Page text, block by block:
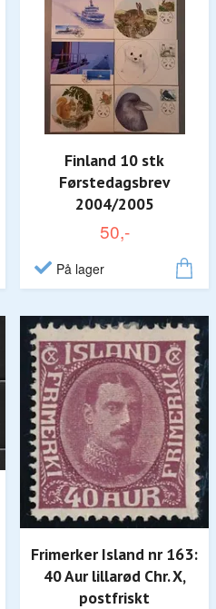
Finland 10 stk
Førstedagsbrev
2004/2005
50,-
På lager
Frimerker Island nr 163:
40 Aur lillarød Chr. X,
postfriskt